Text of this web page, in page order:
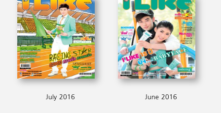
July 2016 June 2016